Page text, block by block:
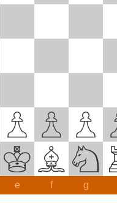
e f g